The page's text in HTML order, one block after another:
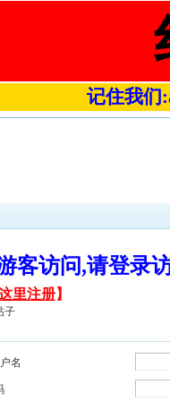
记住我们
客访问,请登
里注册】
子
名